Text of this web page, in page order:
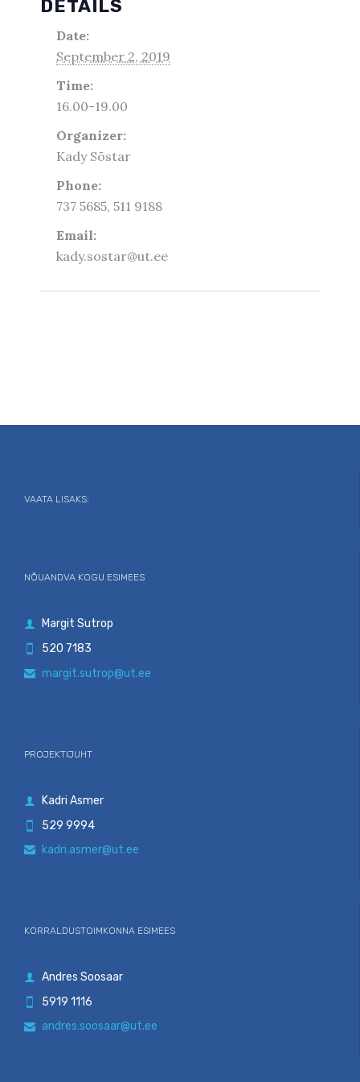
DETAILS
Date:
September 2, 2019
Time:
16.00-19.00
Organizer:
Kady Sõstar
Phone:
737 5685, 511 9188
Email:
kady.sostar@ut.ee
VAATA LISAKS:
NÕUANDVA KOGU ESIMEES
 Margit Sutrop
520 7183
 margit.sutrop@ut.ee
PROJEKTIJUHT
 Kadri Asmer
 529 9994
 kadri.asmer@ut.ee
KORRALDUSTOIMKONNA ESIMEES
 Andres Soosaar
5919 1116
 andres.soosaar@ut.ee